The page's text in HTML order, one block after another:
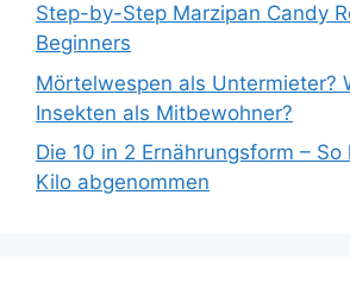
Step-by-Step Marzipan Candy
Beginners
Mörtelwespen als Untermieter?
Insekten als Mitbewohner?
Die 10 in 2 Ernährungsform –
Kilo abgenommen